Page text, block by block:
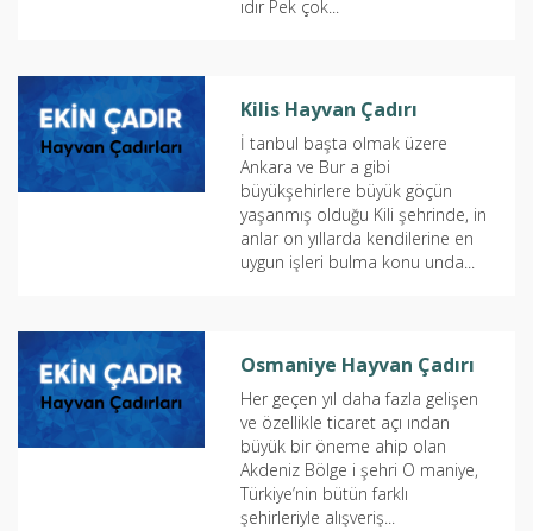
ıdır Pek çok...
Kilis Hayvan Çadırı
İ tanbul başta olmak üzere
Ankara ve Bur a gibi
büyükşehirlere büyük göçün
yaşanmış olduğu Kili şehrinde, in
anlar on yıllarda kendilerine en
uygun işleri bulma konu unda...
Osmaniye Hayvan Çadırı
Her geçen yıl daha fazla gelişen
ve özellikle ticaret açı ından
büyük bir öneme ahip olan
Akdeniz Bölge i şehri O maniye,
Türkiye’nin bütün farklı
şehirleriyle alışveriş...